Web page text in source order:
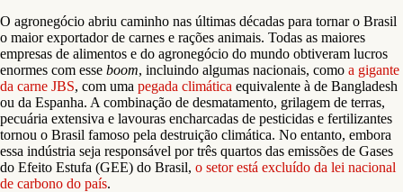
O agronegócio abriu caminho nas últimas décadas para tornar o Brasil
o maior exportador de carnes e rações animais. Todas as maiores
empresas de alimentos e do agronegócio do mundo obtiveram lucros
enormes com esse boom, incluindo algumas nacionais, como a gigante
da carne JBS, com uma pegada climática equivalente à de Bangladesh
ou da Espanha. A combinação de desmatamento, grilagem de terras,
pecuária extensiva e lavouras encharcadas de pesticidas e fertilizantes
tornou o Brasil famoso pela destruição climática. No entanto, embora
essa indústria seja responsável por três quartos das emissões de Gases
do Efeito Estufa (GEE) do Brasil, o setor está excluído da lei nacional
de carbono do país.